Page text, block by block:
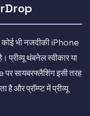
भी नजदीकी iPhone
थंबनेल स्वीकार या
सायबरफ्लैशिंग इसी तरह
और प्रॉम्प्ट में प्रीव्यू